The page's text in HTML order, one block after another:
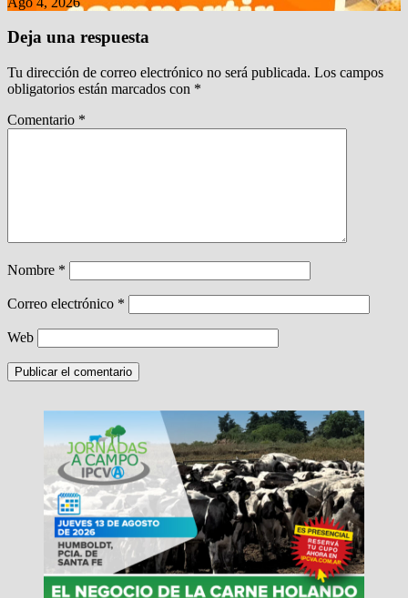
Deja una respuesta
Tu dirección de correo electrónico no será publicada. Los campos
obligatorios están marcados con *
Comentario *
Nombre *
Correo electrónico *
Web